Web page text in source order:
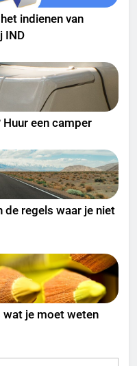
indienen van
IND
een camper
de regels waar je niet
wat je moet weten